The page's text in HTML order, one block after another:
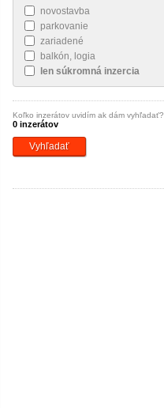
novostavba
parkovanie
zariadené
balkón, logia
len súkromná inzercia
Koľko inzerátov uvidím ak dám vyhľadať?
0 inzerátov
Vyhľadať